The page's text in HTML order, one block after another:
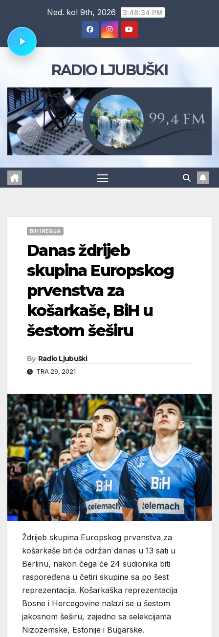
content
Ned. kol 9th, 2026 3:48:34 PM
RADIO LJUBUŠKI
BIH I REGIJA
Danas ždrijeb
skupina Europskog
prvenstva za
košarkaše, BiH u
šestom šeširu
By Radio Ljubuški
TRA 29, 2021
Ždrijeb skupina Europskog prvanstva za
košarkaše bit će održan danas u 13 sati u
Berlinu, nakon čega će 24 sudionika biti
raspoređena u četiri skupine sa po šest
reprezentacija. Košarkaška reprezentacija
Bosne i Hercegovine nalazi se u šestom
jakosnom šeširu, zajedno sa selekcijama
Nizozemske, Estonije i Bugarske.